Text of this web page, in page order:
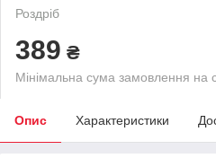
Роздріб
389 ₴
Мінімальна сума замовлення на
Опис Характеристики